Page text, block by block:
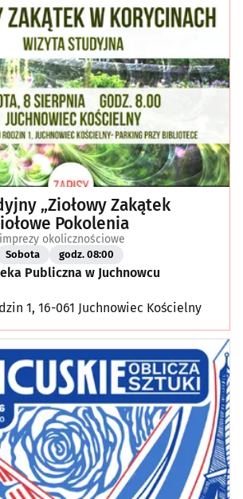
„Ziołowy Zakątek
Pokolenia
okolicznościowe
Sobota godz. 08:00
Publiczna w Juchnowcu
1, 16-061 Juchnowiec Kościelny